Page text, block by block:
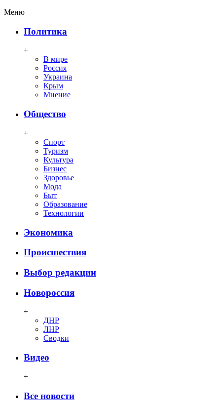
Меню
Политика
+
В мире
Россия
Украина
Крым
Мнение
Общество
+
Спорт
Туризм
Культура
Бизнес
Здоровье
Мода
Быт
Образование
Технологии
Экономика
Происшествия
Выбор редакции
Новороссия
+
ДНР
ЛНР
Сводки
Видео
+
Все новости